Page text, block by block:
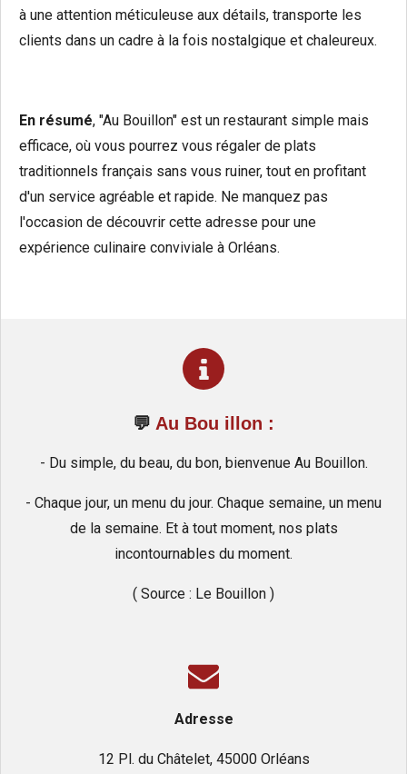
à une attention méticuleuse aux détails, transporte les
clients dans un cadre à la fois nostalgique et chaleureux.
En résumé, "Au Bouillon" est un restaurant simple mais
efficace, où vous pourrez vous régaler de plats
traditionnels français sans vous ruiner, tout en profitant
d'un service agréable et rapide. Ne manquez pas
l'occasion de découvrir cette adresse pour une
expérience culinaire conviviale à Orléans.
💬 Au Bou illon :
- Du simple, du beau, du bon, bienvenue Au Bouillon.
- Chaque jour, un menu du jour. Chaque semaine, un menu
de la semaine. Et à tout moment, nos plats
incontournables du moment.
( Source : Le Bouillon )
Adresse
12 Pl. du Châtelet, 45000 Orléans